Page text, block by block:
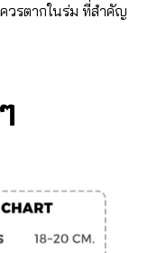
วรตากในร่ม ที่สำคัญ